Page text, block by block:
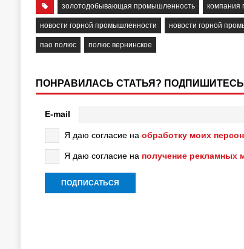
золотодобывающая промышленность компания
новости горной промышленности новости горной
пао полюс полюс вернинское
ПОНРАВИЛАСЬ СТАТЬЯ?
E-mail
Я даю согласие на обработку моих
Я даю согласие на получение рекламных